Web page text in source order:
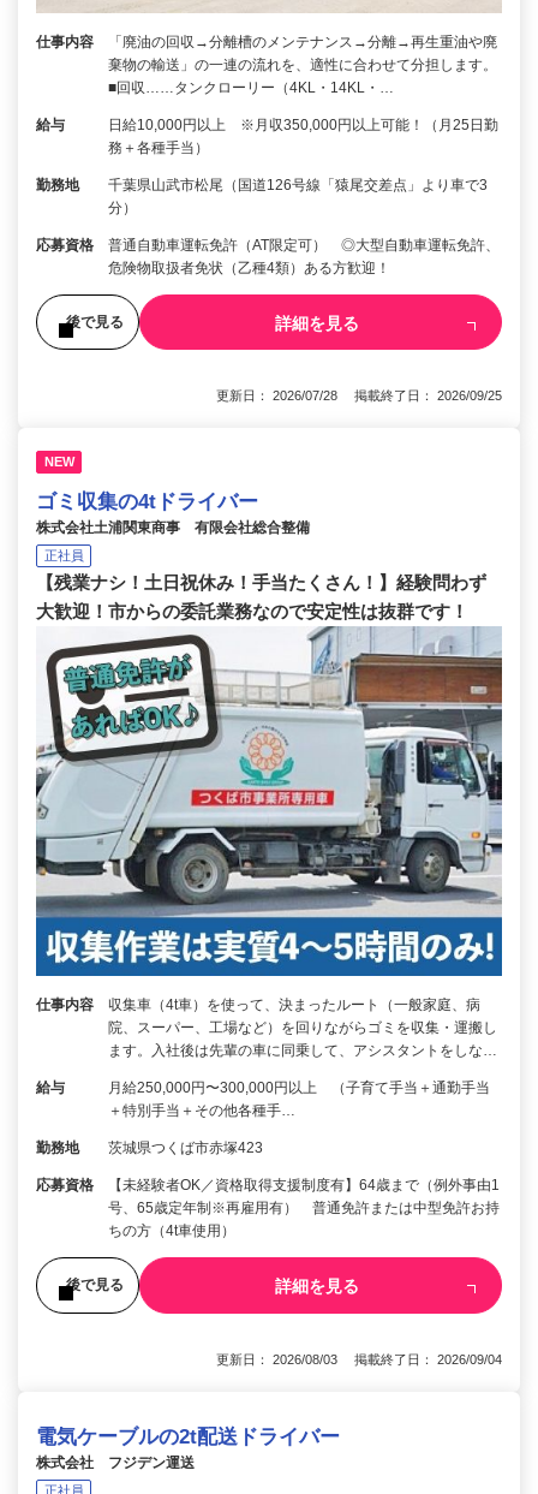
仕事内容
「廃油の回収→分離槽のメンテナンス→分離→再生重油や廃
棄物の輸送」の一連の流れを、適性に合わせて分担します。
■回収……タンクローリー（4KL・14KL・…
給与
日給10,000円以上 ※月収350,000円以上可能！（月25日勤
務＋各種手当）
勤務地
千葉県山武市松尾（国道126号線「猿尾交差点」より車で3
分）
応募資格
普通自動車運転免許（AT限定可） ◎大型自動車運転免許、
危険物取扱者免状（乙種4類）ある方歓迎！
後で見る 詳細を見る
更新日： 2026/07/28 掲載終了日： 2026/09/25
NEW
ゴミ収集の4tドライバー
株式会社土浦関東商事 有限会社総合整備
正社員
【残業ナシ！土日祝休み！手当たくさん！】経験問わず
大歓迎！市からの委託業務なので安定性は抜群です！
仕事内容
収集車（4t車）を使って、決まったルート（一般家庭、病
院、スーパー、工場など）を回りながらゴミを収集・運搬し
ます。入社後は先輩の車に同乗して、アシスタントをしな…
給与
月給250,000円〜300,000円以上 （子育て手当＋通勤手当
＋特別手当＋その他各種手…
勤務地 茨城県つくば市赤塚423
応募資格
【未経験者OK／資格取得支援制度有】64歳まで（例外事由1
号、65歳定年制※再雇用有） 普通免許または中型免許お持
ちの方（4t車使用）
後で見る 詳細を見る
更新日： 2026/08/03 掲載終了日： 2026/09/04
電気ケーブルの2t配送ドライバー
株式会社 フジデン運送
正社員